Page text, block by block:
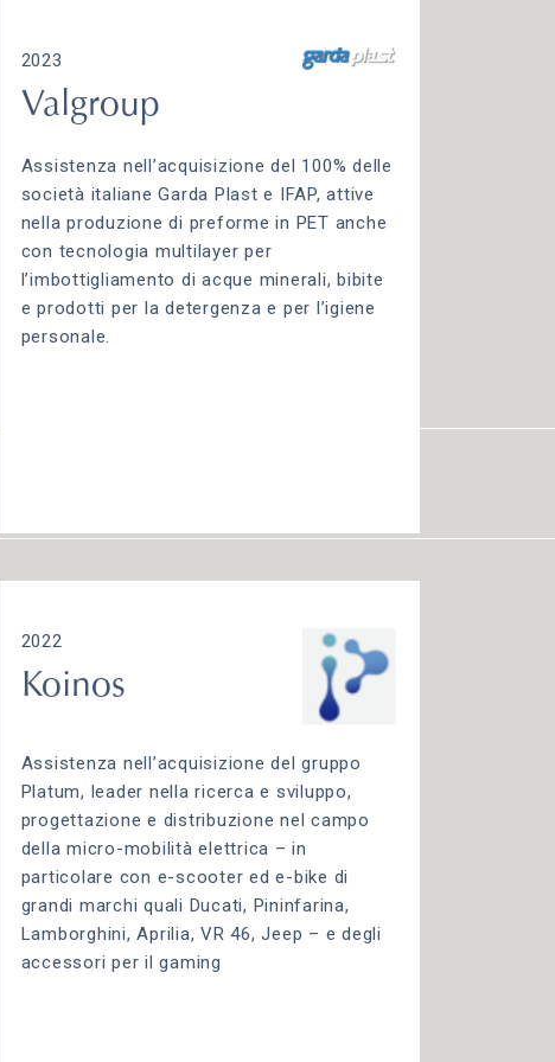
2023
Valgroup
Assistenza nell’acquisizione del 100% delle
società italiane Garda Plast e IFAP, attive
nella produzione di preforme in PET anche
con tecnologia multilayer per
l’imbottigliamento di acque minerali, bibite
e prodotti per la detergenza e per l’igiene
personale.
2022
Koinos
Assistenza nell’acquisizione del gruppo
Platum, leader nella ricerca e sviluppo,
progettazione e distribuzione nel campo
della micro-mobilità elettrica – in
particolare con e-scooter ed e-bike di
grandi marchi quali Ducati, Pininfarina,
Lamborghini, Aprilia, VR 46, Jeep – e degli
accessori per il gaming